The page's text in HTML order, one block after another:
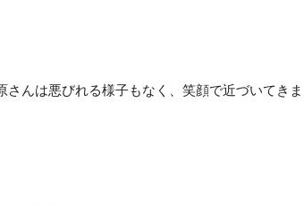
んは悪びれる様子もなく、笑顔で近づいてきま